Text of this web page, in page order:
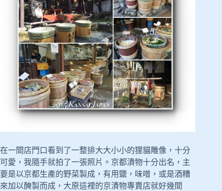
在一間店門口看到了一整排大大小小的狸貓雕像，十分
可愛，我隨手就拍了一張照片。京都漬物十分出名，主
要是以京都生產的野菜製成，有用鹽，味噌，或是酒糟
來加以醃製而成，大原這裡的京漬物專賣店就好幾間